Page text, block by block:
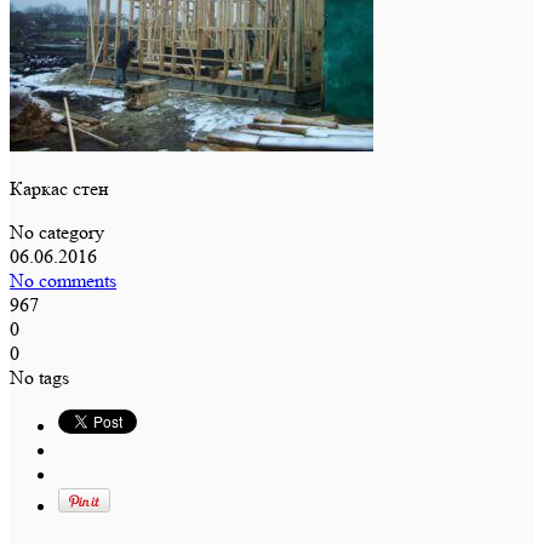
Каркас стен
No category
06.06.2016
No comments
967
0
0
No tags